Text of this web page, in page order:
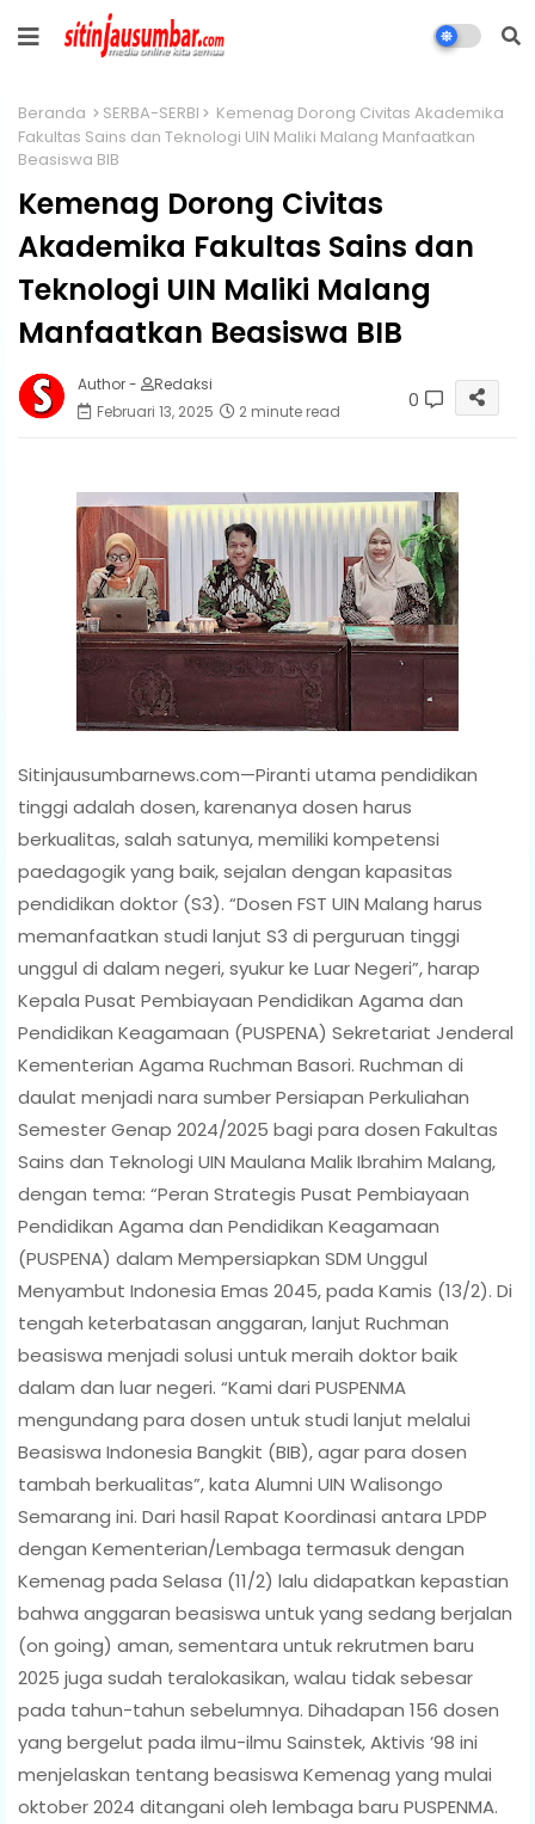
Beranda SERBA-SERBI
Kemenag Dorong Civitas Akademika
Fakultas Sains dan Teknologi UIN Maliki Malang Manfaatkan
Beasiswa BIB
Kemenag Dorong Civitas
Akademika Fakultas Sains dan
Teknologi UIN Maliki Malang
Manfaatkan Beasiswa BIB
Author -
Redaksi
Februari 13, 2025
2 minute read 0
Sitinjausumbarnews.com—Piranti utama pendidikan
tinggi adalah dosen, karenanya dosen harus
berkualitas, salah satunya, memiliki kompetensi
paedagogik yang baik, sejalan dengan kapasitas
pendidikan doktor (S3). “Dosen FST UIN Malang harus
memanfaatkan studi lanjut S3 di perguruan tinggi
unggul di dalam negeri, syukur ke Luar Negeri”, harap
Kepala Pusat Pembiayaan Pendidikan Agama dan
Pendidikan Keagamaan (PUSPENA) Sekretariat Jenderal
Kementerian Agama Ruchman Basori. Ruchman di
daulat menjadi nara sumber Persiapan Perkuliahan
Semester Genap 2024/2025 bagi para dosen Fakultas
Sains dan Teknologi UIN Maulana Malik Ibrahim Malang,
dengan tema: “Peran Strategis Pusat Pembiayaan
Pendidikan Agama dan Pendidikan Keagamaan
(PUSPENA) dalam Mempersiapkan SDM Unggul
Menyambut Indonesia Emas 2045, pada Kamis (13/2). Di
tengah keterbatasan anggaran, lanjut Ruchman
beasiswa menjadi solusi untuk meraih doktor baik
dalam dan luar negeri. “Kami dari PUSPENMA
mengundang para dosen untuk studi lanjut melalui
Beasiswa Indonesia Bangkit (BIB), agar para dosen
tambah berkualitas”, kata Alumni UIN Walisongo
Semarang ini. Dari hasil Rapat Koordinasi antara LPDP
dengan Kementerian/Lembaga termasuk dengan
Kemenag pada Selasa (11/2) lalu didapatkan kepastian
bahwa anggaran beasiswa untuk yang sedang berjalan
(on going) aman, sementara untuk rekrutmen baru
2025 juga sudah teralokasikan, walau tidak sebesar
pada tahun-tahun sebelumnya. Dihadapan 156 dosen
yang bergelut pada ilmu-ilmu Sainstek, Aktivis ’98 ini
menjelaskan tentang beasiswa Kemenag yang mulai
oktober 2024 ditangani oleh lembaga baru PUSPENMA.